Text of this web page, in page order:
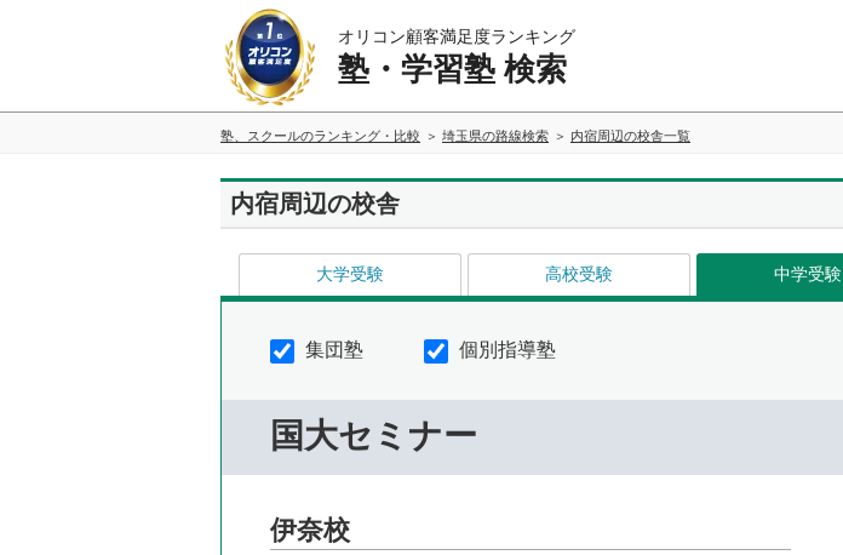
オリコン顧客満足度ランキング
塾・学習塾 検索
塾、スクールのランキング・比較 埼玉県の路線検索 内宿周辺の校舎一覧
内宿周辺の校舎
大学受験 高校受験 中学受験
集団塾 個別指導塾
国大セミナー
伊奈校